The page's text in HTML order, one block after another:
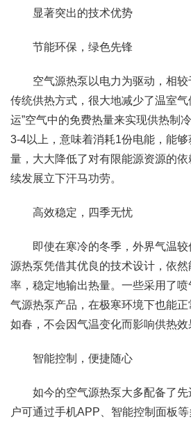
显著突出的技术优势
节能环保，绿色先锋
空气源热泵以电力为驱动，相较
传统供热方式，很大地减少了温室气
运”空气中的免费热量来实现供热制
3-4以上，意味着消耗1份电能，能
量，大大降低了对有限能源资源的
续发展立下汗马功劳。
高效稳定，四季无忧
即使在寒冷的冬季，外界气温较
源热泵凭借其优良的技术设计，依
率，稳定地输出热量。一些采用了
气源热泵产品，在极寒环境下也能
如春，不会因气温变化而影响供热效
智能控制，便捷随心
如今的空气源热泵大多配备了先
户可通过手机APP、智能控制面板